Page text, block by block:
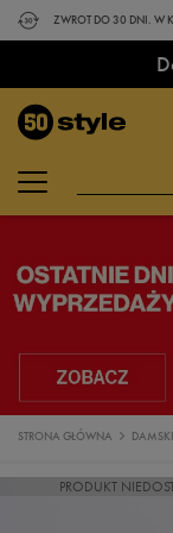
ZWROT DO 30 DNI. W
STRONA GŁÓWNA
PRODUKT